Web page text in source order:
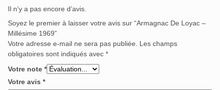
Il n’y a pas encore d’avis.
Soyez le premier à laisser votre avis sur “Armagnac De Loyac –
Millésime 1969”
Votre adresse e-mail ne sera pas publiée.
Les champs
obligatoires sont indiqués avec *
Votre note *
Votre avis *